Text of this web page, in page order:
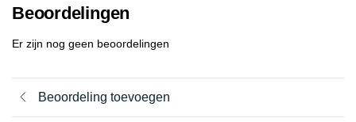
Beoordelingen
Er zijn nog geen beoordelingen
Beoordeling toevoegen